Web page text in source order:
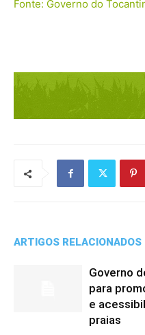
Fonte: Governo do
ARTIGOS RELACIONADOS
Governo
para
e
praias